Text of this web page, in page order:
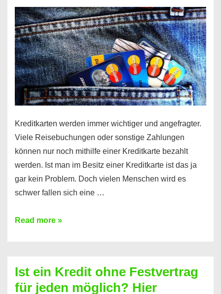
möglich
Kreditkarten werden immer wichtiger und angefragter.
Viele Reisebuchungen oder sonstige Zahlungen
können nur noch mithilfe einer Kreditkarte bezahlt
werden. Ist man im Besitz einer Kreditkarte ist das ja
gar kein Problem. Doch vielen Menschen wird es
schwer fallen sich eine …
Kreditkarte
Prepaid
ist
Read more »
Ist ein Kredit ohne Festvertrag
für jeden möglich? Hier